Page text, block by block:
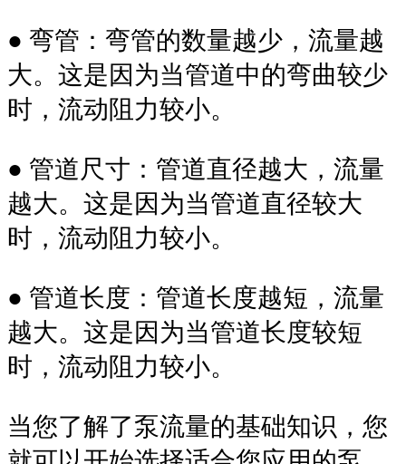
● 弯管：弯管的数量越少，流量越
大。这是因为当管道中的弯曲较少
时，流动阻力较小。
● 管道尺寸：管道直径越大，流量
越大。这是因为当管道直径较大
时，流动阻力较小。
● 管道长度：管道长度越短，流量
越大。这是因为当管道长度较短
时，流动阻力较小。
当您了解了泵流量的基础知识，您